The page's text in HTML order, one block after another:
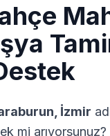
İzmir
mi arıyorsunuz?